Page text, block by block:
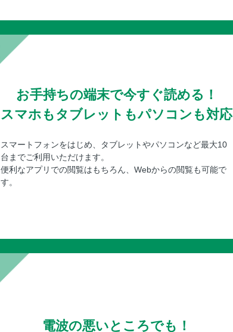
お手持ちの端末で今すぐ読める！
スマホもタブレットもパソコンも対応
スマートフォンをはじめ、タブレットやパソコンなど最大10
台までご利用いただけます。
便利なアプリでの閲覧はもちろん、Webからの閲覧も可能で
す。
電波の悪いところでも！